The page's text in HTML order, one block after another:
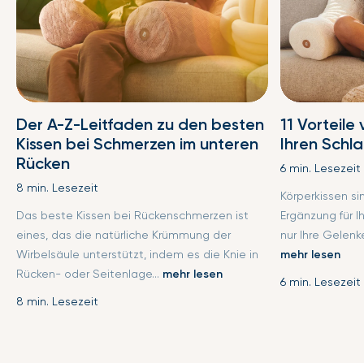
Der A-Z-Leitfaden zu den besten
Kissen bei Schmerzen im unteren
Rücken
8 min. Lesezeit
Das beste Kissen bei Rückenschmerzen ist
eines, das die natürliche Krümmung der
Wirbelsäule unterstützt, indem es die Knie in
Rücken- oder Seitenlage... mehr lesen
8 min. Lesezeit
11 Vorteile
Ihren
6 min. Lesezeit
Körperkissen
Ergänzung für
nur Ihre
mehr lesen
6 min. Lesezeit